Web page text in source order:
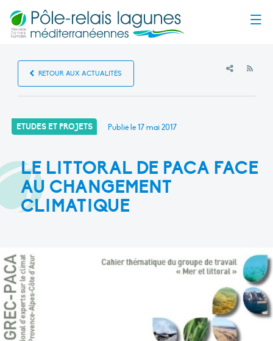
RETOUR AUX ACTUALITÉS
ETUDES ET PROJETS Publié le17 mai 2017
LE LITTORAL DE PACA FACE
AU CHANGEMENT
CLIMATIQUE